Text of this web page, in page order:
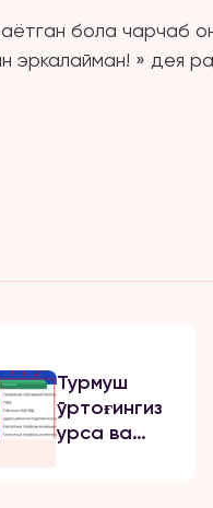
бола чарчаб
эркалайман! » дея
Турмуш
ўртоғингиз
урса ва